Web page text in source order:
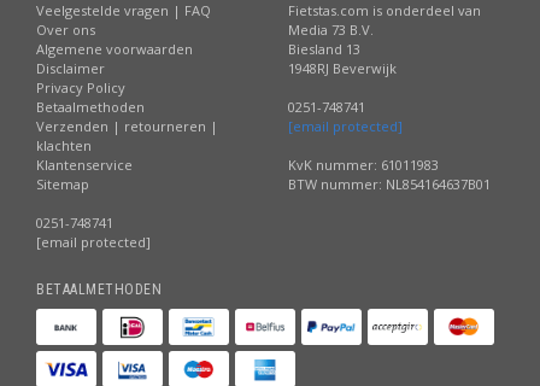
Veelgestelde vragen | FAQ
Over ons
Algemene voorwaarden
Disclaimer
Privacy Policy
Betaalmethoden
Verzenden | retourneren |
klachten
Klantenservice
Sitemap
0251-748741
[email protected]
Fietstas.com is onderdeel van
Media 73 B.V.
Biesland 13
1948RJ Beverwijk
0251-748741
[email protected]
KvK nummer: 61011983
BTW nummer: NL854164637B01
BETAALMETHODEN